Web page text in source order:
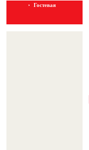
Гостевая